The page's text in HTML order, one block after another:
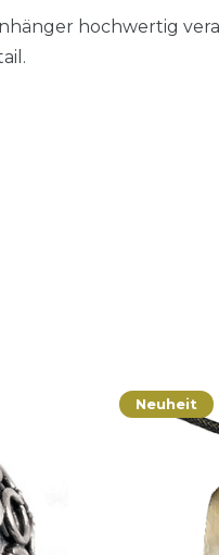
hochwertig
Neuheit